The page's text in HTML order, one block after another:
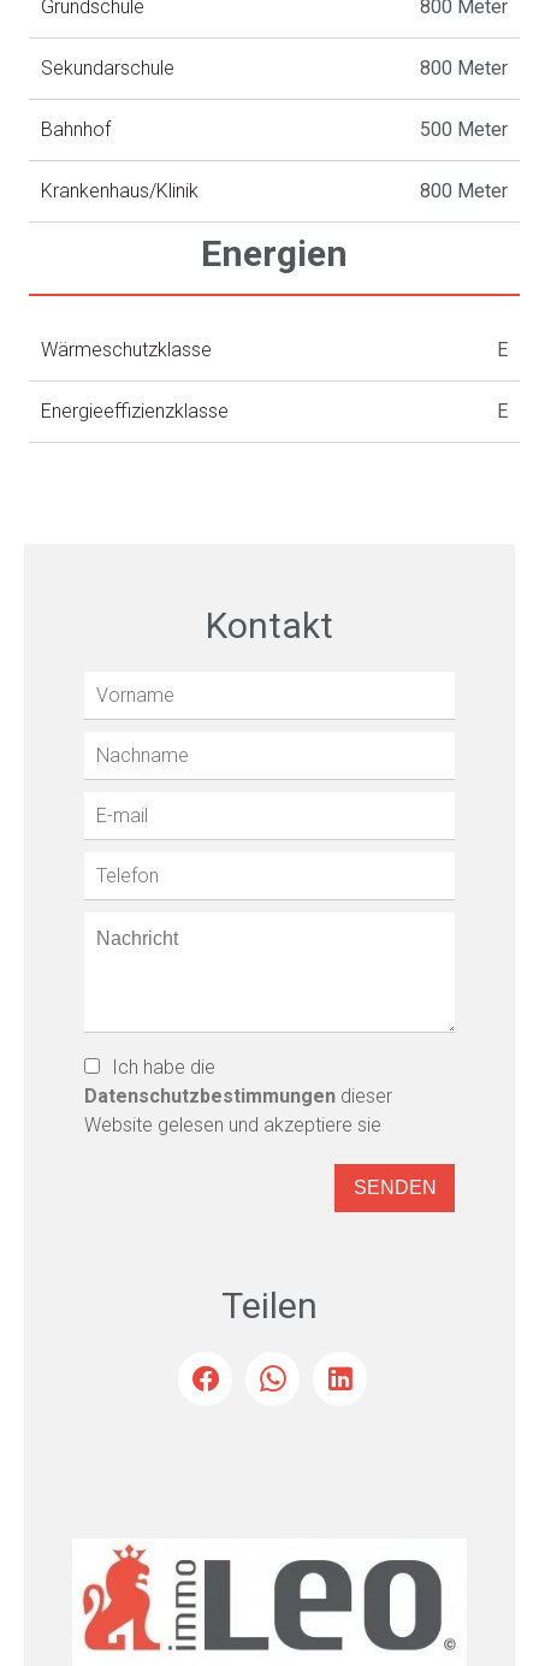
Grundschule 800 Meter
Sekundarschule 800 Meter
Bahnhof 500 Meter
Krankenhaus/Klinik 800 Meter
Energien
Wärmeschutzklasse E
Energieeffizienzklasse E
Kontakt
Ich habe die
Datenschutzbestimmungen dieser
Website gelesen und akzeptiere sie
SENDEN
Teilen